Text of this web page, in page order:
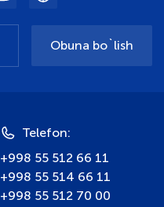
Obuna bo`lish
Telefon:
+998 55 512 66 11
+998 55 514 66 11
+998 55 512 70 00